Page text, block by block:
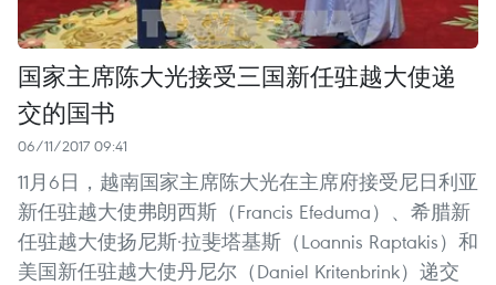
国家主席陈大光接受三国新任驻越大使递
交的国书
06/11/2017 09:41
11月6日，越南国家主席陈大光在主席府接受尼日利亚
新任驻越大使弗朗西斯（Francis Efeduma）、希腊新
任驻越大使扬尼斯·拉斐塔基斯（Loannis Raptakis）和
美国新任驻越大使丹尼尔（Daniel Kritenbrink）递交